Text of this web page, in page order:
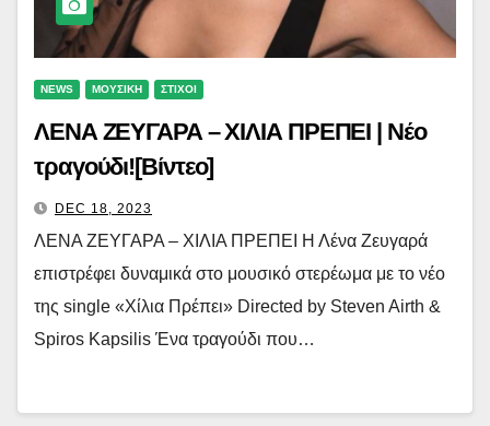
NEWS ΜΟΥΣΙΚΗ ΣΤΙΧΟΙ
ΛΕΝΑ ΖΕΥΓΑΡΑ – ΧΙΛΙΑ ΠΡΕΠΕΙ | Νέο
τραγούδι![Βίντεο]
DEC 18, 2023
ΛΕΝΑ ΖΕΥΓΑΡΑ – ΧΙΛΙΑ ΠΡΕΠΕΙ Η Λένα Ζευγαρά
επιστρέφει δυναμικά στο μουσικό στερέωμα με το νέο
της single «Χίλια Πρέπει» Directed by Steven Airth &
Spiros Kapsilis Ένα τραγούδι που…